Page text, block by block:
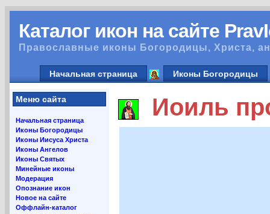
Каталог икон на сайте
Православные иконы Богородицы, Христа,
Начальная страница Иконы Богородицы
Меню сайта
Начальная страница
Иконы Богородицы
Иконы Иисуса Христа
Иконы Ангелов
Иконы Святых
Минейные иконы
Модерация
Опознание икон
Новое на сайте
Оффлайн-каталог
Иоиль